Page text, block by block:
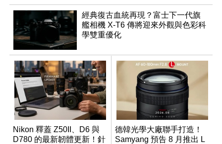
經典復古血統再現？富士下一代旗
艦相機 X-T6 傳將迎來外觀與色彩科
學雙重優化
Nikon 釋蓋 Z50II、D6 與
D780 的最新韌體更新！針
德韓光學大廠聯手打造！
Samyang 預告 8 月推出 L